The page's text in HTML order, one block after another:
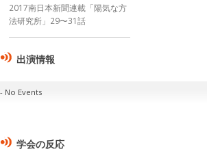
2017南日本新聞連載「陽気な方
法研究所」29〜31話
出演情報
No Events
学会の反応